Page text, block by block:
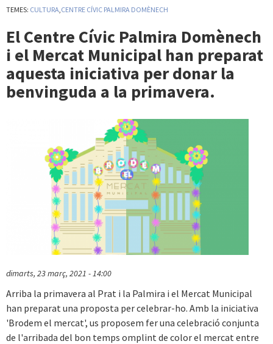
TEMES: CULTURA,CENTRE CÍVIC PALMIRA DOMÈNECH
El Centre Cívic Palmira Domènech
i el Mercat Municipal han preparat
aquesta iniciativa per donar la
benvinguda a la primavera.
dimarts, 23 març, 2021 - 14:00
Arriba la primavera al Prat i la Palmira i el Mercat Municipal
han preparat una proposta per celebrar-ho. Amb la iniciativa
'Brodem el mercat', us proposem fer una celebració conjunta
de l'arribada del bon temps omplint de color el mercat entre